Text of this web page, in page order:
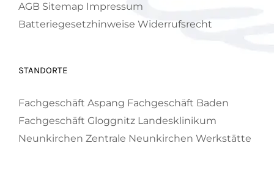
AGB Sitemap Impressum
Batteriegesetzhinweise Widerrufsrecht
STANDORTE
Fachgeschäft Aspang Fachgeschäft Baden
Fachgeschäft Gloggnitz Landesklinikum
Neunkirchen Zentrale Neunkirchen Werkstätte